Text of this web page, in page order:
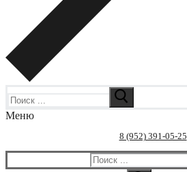
Меню
8 (952) 391-05-25
Искать: